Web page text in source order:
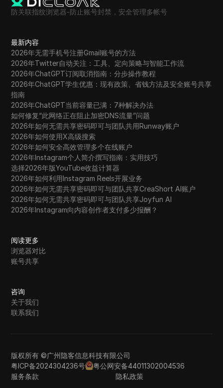
防关联指纹浏览器-防止账号封禁，安全管理多帐号
最新内容
2026年无需手机号注册Gmail账号的方法
2026年Twitter自动关注：工具、定向策略与智能工作流
2026年ChatGPT订阅取消指南：分步操作教程
2026年ChatGPT学生优惠：现有政策、省钱方法及安全账号共享
指南
2026年ChatGPT当前容量已满：7种解决办法
如何修复“此网络正在阻止加密DNS流量”问题
2026年如何无需共享密码即可与团队共用Runway账户
2026年如何使用X高级搜索
2026年如何安全高效管理多个在线账户
2026年Instagram个人简介撰写指南：实用技巧
选择2026年版YouTube收益计算器
2026年如何利用Instagram Reels开展业务
2026年如何无需共享密码即可与团队共享CreaShort AI账户
2026年如何无需共享密码即可与团队共享Joyfun AI
2026年Instagram向内容创作者支付多少报酬？
阅读更多
浏览器对比
账号共享
咨询
关于我们
联系我们
版权所有 ©广州隐客信息科技有限公司
粤ICP备2024304236号
粤公网安备44011302004536
服务条款
隐私政策